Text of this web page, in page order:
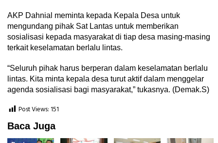
AKP Dahnial meminta kepada Kepala Desa untuk
mengundang pihak Sat Lantas untuk memberikan
sosialisasi kepada masyarakat di tiap desa masing-masing
terkait keselamatan berlalu lintas.
“Seluruh pihak harus berperan dalam keselamatan berlalu
lintas. Kita minta kepala desa turut aktif dalam menggelar
agenda sosialisasi bagi masyarakat,” tukasnya. (Demak.S)
Post Views: 151
Baca Juga